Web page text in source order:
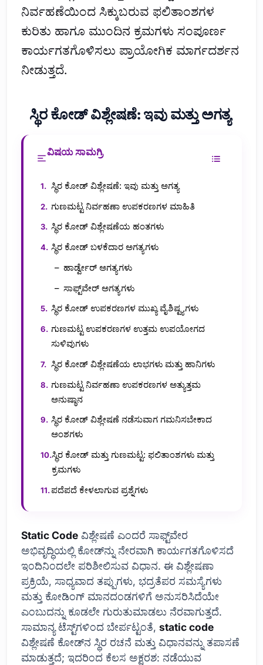
ನಿರ್ವಹಣೆಯಿಂದ ಸಿಕ್ಕುಬರುವ ಫಲಿತಾಂಶಗಳ
ಕುರಿತು ಹಾಗೂ ಮುಂದಿನ ಕ್ರಮಗಳು ಸಂಪೂರ್ಣ
ಕಾರ್ಯಗತಗೊಳಿಸಲು ಪ್ರಾಯೋಗಿಕ ಮಾರ್ಗದರ್ಶನ
ನೀಡುತ್ತದೆ.
ಸ್ಥಿರ ಕೋಡ್ ವಿಶ್ಲೇಷಣೆ: ಇವು ಮತ್ತು ಅಗತ್ಯ
ವಿಷಯ ಸಾಮಗ್ರಿ
ಸ್ಥಿರ ಕೋಡ್ ವಿಶ್ಲೇಷಣೆ: ಇವು ಮತ್ತು ಅಗತ್ಯ
ಗುಣಮಟ್ಟ ನಿರ್ವಹಣಾ ಉಪಕರಣಗಳ ಮಾಹಿತಿ
ಸ್ಥಿರ ಕೋಡ್ ವಿಶ್ಲೇಷಣೆಯ ಹಂತಗಳು
ಸ್ಥಿರ ಕೋಡ್ ಬಳಕೆದಾರ ಅಗತ್ಯಗಳು
ಹಾರ್ಡ್ವೇರ್ ಅಗತ್ಯಗಳು
ಸಾಫ್ಟ್‌ವೇರ್ ಅಗತ್ಯಗಳು
ಸ್ಥಿರ ಕೋಡ್ ಉಪಕರಣಗಳ ಮುಖ್ಯ ವೈಶಿಷ್ಟ್ಯಗಳು
ಗುಣಮಟ್ಟ ಉಪಕರಣಗಳ ಉತ್ತಮ ಉಪಯೋಗದ
ಸುಳಿವುಗಳು
ಸ್ಥಿರ ಕೋಡ್ ವಿಶ್ಲೇಷಣೆಯ ಲಾಭಗಳು ಮತ್ತು ಹಾನಿಗಳು
ಗುಣಮಟ್ಟ ನಿರ್ವಹಣಾ ಉಪಕರಣಗಳ ಅತ್ಯುತ್ತಮ
ಅನುಷ್ಠಾನ
ಸ್ಥಿರ ಕೋಡ್ ವಿಶ್ಲೇಷಣೆ ನಡೆಸುವಾಗ ಗಮನಿಸಬೇಕಾದ
ಅಂಶಗಳು
ಸ್ಥಿರ ಕೋಡ್ ಮತ್ತು ಗುಣಮಟ್ಟ: ಫಲಿತಾಂಶಗಳು ಮತ್ತು
ಕ್ರಮಗಳು
ಪದೆಪದೆ ಕೇಳಲಾಗುವ ಪ್ರಶ್ನೆಗಳು
Static Code ವಿಶ್ಲೇಷಣೆ ಎಂದರೆ ಸಾಫ್ಟ್‌ವೇರ
ಅಭಿವೃದ್ಧಿಯಲ್ಲಿ ಕೋಡ್‌ನ್ನು ನೇರವಾಗಿ ಕಾರ್ಯಗತಗೊಳಿಸದೆ
ಇಂದಿನಿಂದಲೇ ಪರಿಶೀಲಿಸುವ ವಿಧಾನ. ಈ ವಿಶ್ಲೇಷಣಾ
ಪ್ರಕ್ರಿಯೆ, ಸಾಧ್ಯವಾದ ತಪ್ಪುಗಳು, ಭದ್ರತೆಪರ ಸಮಸ್ಯೆಗಳು
ಮತ್ತು ಕೋಡಿಂಗ್ ಮಾನದಂಡಗಳಿಗೆ ಅನುಸರಿಸಿದೆಯೇ
ಎಂಬುದನ್ನು ಕೂಡಲೇ ಗುರುತುಮಾಡಲು ನೆರವಾಗುತ್ತದೆ.
ಸಾಮಾನ್ಯ ಟೆಸ್ಟ್‌ಗಳಿಂದ ಬೇರ್ಪಟ್ಟಂತೆ, static code
ವಿಶ್ಲೇಷಣೆ ಕೋಡ್‌ನ ಸ್ಥಿರ ರಚನೆ ಮತ್ತು ವಿಧಾನವನ್ನು ತಪಾಸಣೆ
ಮಾಡುತ್ತದೆ; ಇದರಿಂದ ಕೆಲಸ ಅಕ್ಷರಶ: ನಡೆಯುವ